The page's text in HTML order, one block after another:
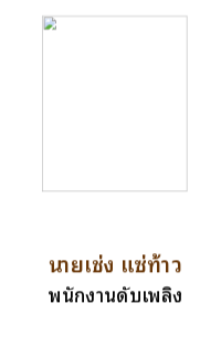
นายเช่ง แซ่ท้าว
พนักงานดับเพลิง